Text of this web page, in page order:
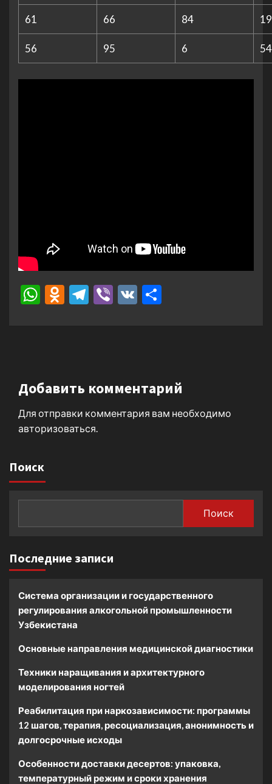
61 66 84 19
56 95 6 54
WhatsApp
Odnoklassniki
Telegram
Viber
VK
Добавить комментарий
Для отправки комментария вам необходимо
авторизоваться
Поиск
Поиск
Последние записи
Система организации и государственного
регулирования алкогольной промышленности
Узбекистана
Основные направления медицинской диагностики
Техники наращивания и архитектурного
моделирования ногтей
Реабилитация при наркозависимости: программы
12 шагов, терапия, ресоциализация, анонимность и
долгосрочные исходы
Особенности доставки десертов: упаковка,
температурный режим и сроки хранения